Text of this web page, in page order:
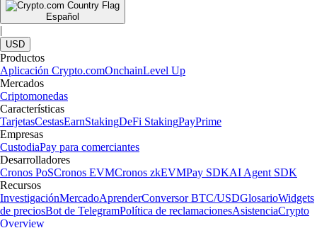
Español
|
USD
Productos
Aplicación Crypto.comOnchainLevel Up
Mercados
Criptomonedas
Características
TarjetasCestasEarnStakingDeFi StakingPayPrime
Empresas
CustodiaPay para comerciantes
Desarrolladores
Cronos PoSCronos EVMCronos zkEVMPay SDKAI Agent SDK
Recursos
InvestigaciónMercadoAprenderConversor BTC/USDGlosarioWidgets
de preciosBot de TelegramPolítica de reclamacionesAsistenciaCrypto
Overview